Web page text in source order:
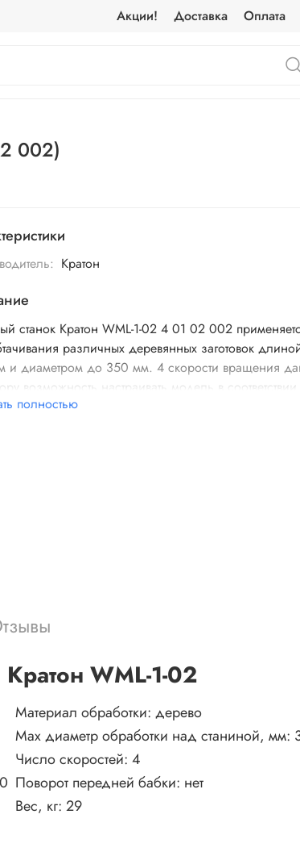
Акции! Доставка Оплата
002)
Кратон
станок Кратон WML-1-02 4 01 02 002
различных деревянных заготовок
и диаметром до 350 мм. 4 скорости вращения
возможность настраивать модель в
материала и сложностью выполняемой
полностью
Кратон WML-1-02
Материал обработки: дерево
Max диаметр обработки над станиной, мм:
Число скоростей: 4
Поворот передней бабки: нет
Вес, кг: 29